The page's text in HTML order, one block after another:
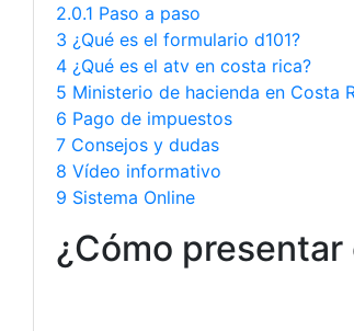
2.0.1 Paso a paso
3 ¿Qué es el formulario d101?
4 ¿Qué es el atv en costa rica?
5 Ministerio de hacienda en Costa
6 Pago de impuestos
7 Consejos y dudas
8 Vídeo informativo
9 Sistema Online
¿Cómo